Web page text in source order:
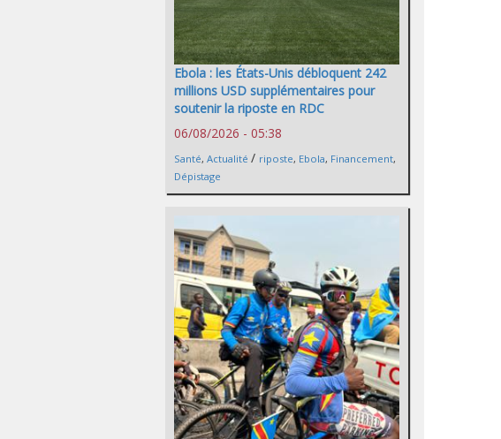
Ebola : les États-Unis débloquent 242
millions USD supplémentaires pour
soutenir la riposte en RDC
06/08/2026 - 05:38
Santé, Actualité / riposte, Ebola, Financement,
Dépistage